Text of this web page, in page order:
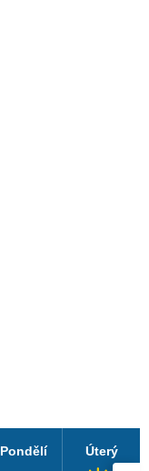
Pondělí Úterý